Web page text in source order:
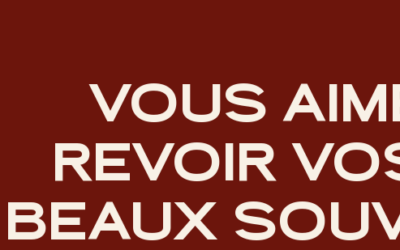
VOUS
REVOIR
BEAUX